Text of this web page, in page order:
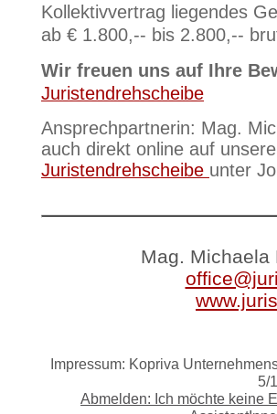
Kollektivvertrag liegendes
ab € 1.800,-- bis 2.800,--
Wir freuen uns auf Ihre
Juristendrehscheibe
Ansprechpartnerin: Mag.
auch direkt online auf
Juristendrehscheibe unter
Mag. Michaela
Impressum: Kopriva
5/
Abmelden: Ich möchte keine